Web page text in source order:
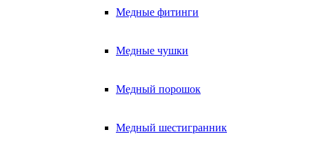
Медные фитинги
Медные чушки
Медный порошок
Медный шестигранник